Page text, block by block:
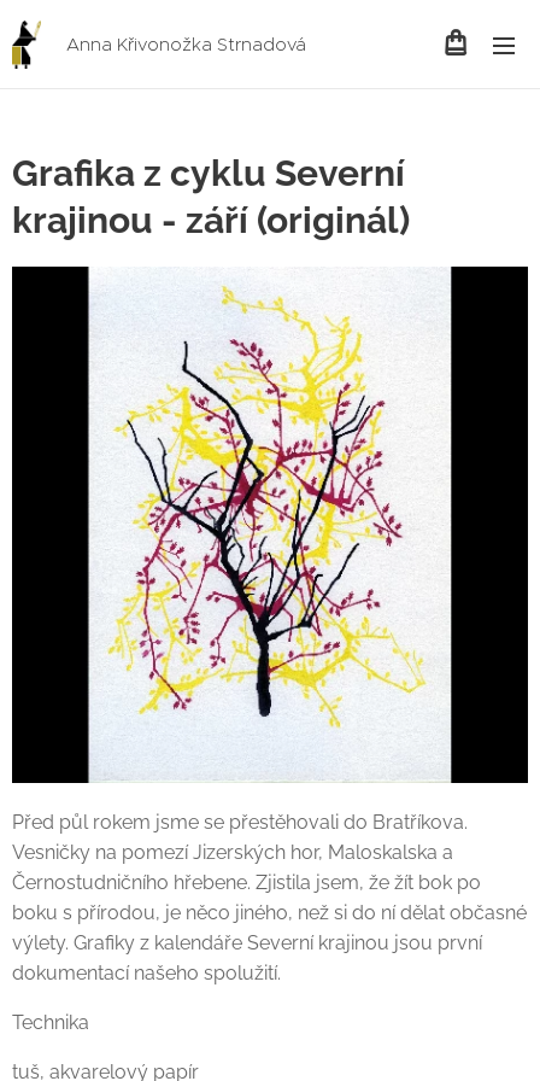
Anna Křivonožka Strnadová
Grafika z cyklu Severní
krajinou - září (originál)
Před půl rokem jsme se přestěhovali do Bratříkova.
Vesničky na pomezí Jizerských hor, Maloskalska a
Černostudničního hřebene. Zjistila jsem, že žít bok po
boku s přírodou, je něco jiného, než si do ní dělat občasné
výlety. Grafiky z kalendáře Severní krajinou jsou první
dokumentací našeho spolužití.
Technika
tuš, akvarelový papír